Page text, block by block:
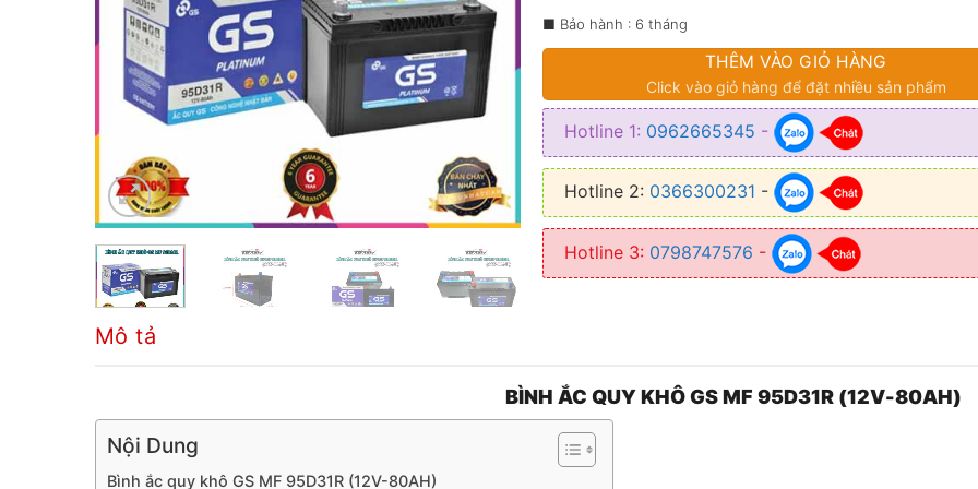
■ Bảo hành : 6 tháng
THÊM VÀO GIỎ HÀNG
Click vào giỏ hàng để đặt nhiều sản phẩm
Hotline 1: 0962665345 -
Hotline 2: 0366300231 -
Hotline 3: 0798747576 -
Mô tả
BÌNH ẮC QUY KHÔ GS MF 95D31R (12V-80AH)
Nội Dung
Bình ắc quy khô GS MF 95D31R (12V-80AH)